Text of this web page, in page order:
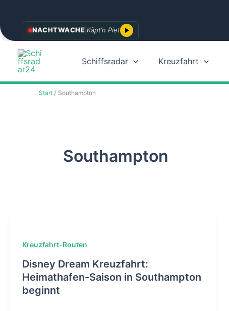
Zum
Inhalt
springen
NACHTWACHE Käpt’n Piet
Schiffsradar Kreuzfahrt
Start Southampton
Southampton
Kreuzfahrt-Routen
Disney Dream Kreuzfahrt:
Heimathafen-Saison in Southampton
beginnt